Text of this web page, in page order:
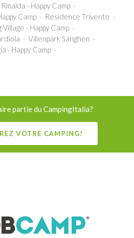
- Happy Camp
Camp
Residence Trivento
- Happy Camp
Villenpark Sanghen
- Happy Camp
partie du CampingItalia?
VOTRE CAMPING!